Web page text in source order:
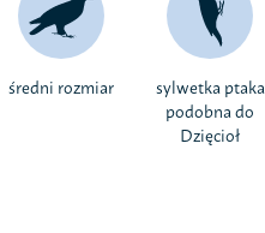
średni rozmiar
sylwetka ptaka
podobna do
Dzięcioł